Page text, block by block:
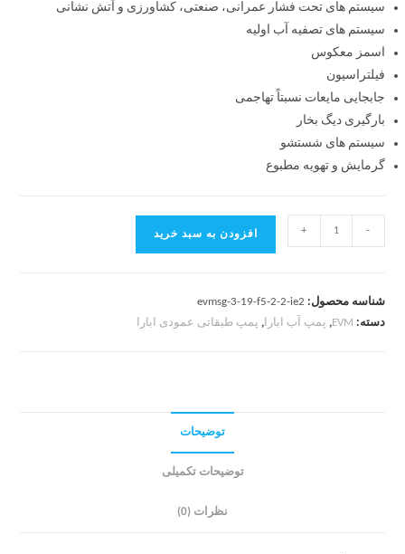
سیستم های تحت فشار عمرانی، صنعتی، کشاورزی و آتش نشانی
سیستم های تصفیه آب اولیه
اسمز معکوس
فیلتراسیون
جابجایی مایعات نسبتاً تهاجمی
بارگیری دیگ بخار
سیستم های شستشو
گرمایش و تهویه مطبوع
-
+ افزودن به سبد خرید
شناسه محصول: evmsg-3-19-f5-2-2-ie2
دسته: EVM
, پمپ آب ابارا, پمپ طبقاتی عمودی ابارا
توضیحات
توضیحات تکمیلی
نظرات (0)